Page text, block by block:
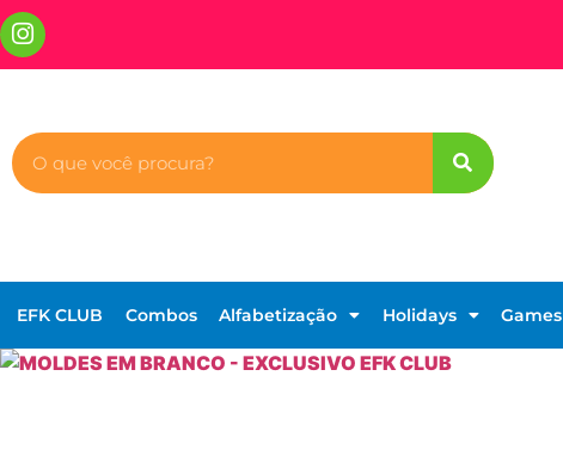
EFK CLUB Combos Alfabetização Holidays Games